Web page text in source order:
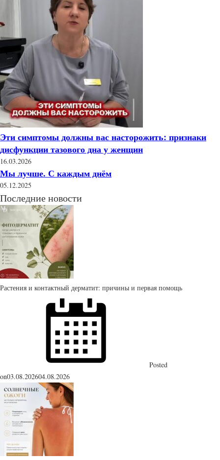
Эти симптомы должны вас насторожить: признаки
дисфункции тазового дна у женщин
16.03.2026
Мы лучше. С каждым днём
05.12.2025
Последние новости
Растения и контактный дерматит: причины и первая помощь
Posted
on03.08.202604.08.2026